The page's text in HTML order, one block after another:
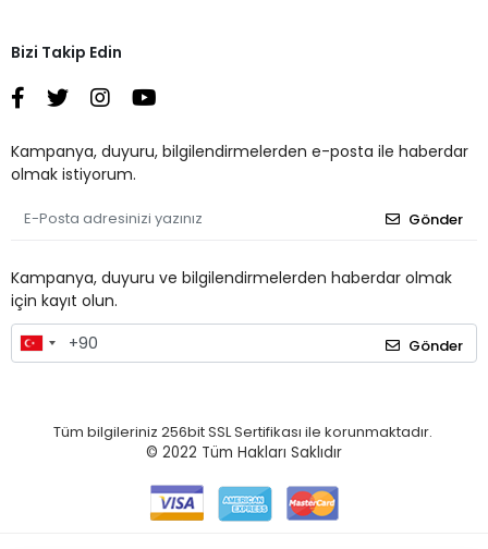
Bizi Takip Edin
Kampanya, duyuru, bilgilendirmelerden e-posta ile haberdar
olmak istiyorum.
Gönder
Kampanya, duyuru ve bilgilendirmelerden haberdar olmak
için kayıt olun.
Gönder
Tüm bilgileriniz 256bit SSL Sertifikası ile korunmaktadır.
© 2022 Tüm Hakları Saklıdır